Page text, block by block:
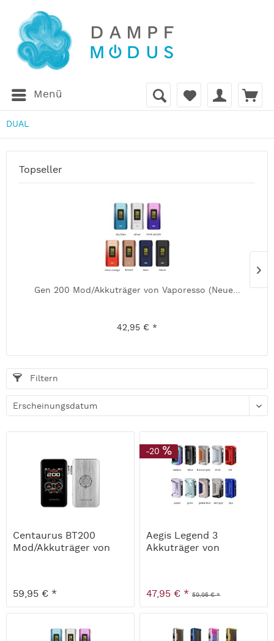
Menü
DUAL
Topseller
Gen 200 Mod/Akkuträger von Vaporesso (Neue...
42,95 € *
Filtern
Centaurus BT200
Mod/Akkuträger von
59,95 € *
-20
Aegis Legend 3
Akkuträger von
59,95 € *
47,95 € *